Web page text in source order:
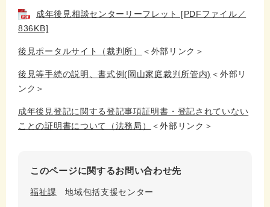
成年後見相談センターリーフレット [PDFファイル／
836KB]
後見ポータルサイト（裁判所） ＜外部リンク＞
後見等手続の説明、書式例(岡山家庭裁判所管内) ＜外部リ
ンク＞
成年後見登記に関する登記事項証明書・登記されていない
ことの証明書について（法務局）
＜外部リンク＞
このページに関するお問い合わせ先
福祉課 地域包括支援センター